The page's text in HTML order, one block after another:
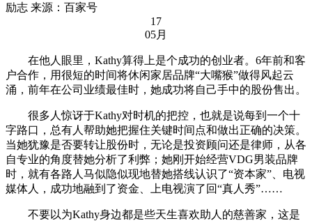
励志 来源：百家号
17
05月
在他人眼里，Kathy算得上是个成功的创业者。6年前和客
户合作，用很短的时间将休闲家居品牌“大嘴猴”做得风起云
涌，前年在公司业绩最佳时，她成功将自己手中的股份售出。
很多人惊讶于Kathy对时机的把控，也就是说每到一个十
字路口，总有人帮助她把握住关键时间点和做出正确的决策。
当她犹豫是否要转让股份时，无论是投资顾问还是律师，从各
自专业的角度替她分析了利弊；她刚开始经营VDG男装品牌
时，就有各路人马似隐似现地替她搭线认识了“资本家”、电视
媒体人，成功地融到了资金、上电视演了回“真人秀”……
不要以为Kathy身边都是些天生喜欢助人的慈善家，这是